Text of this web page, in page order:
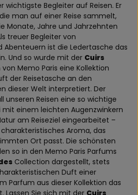
wichtigste Begleiter auf Reisen. Er
man auf einer Reise sammelt,
Monate, Jahre und Jahrzehnten
treuer Begleiter von
ist die Ledertasche das
Und so wurde mit der Cuirs
Memo Paris eine Kollektion
der Reisetasche an den
dieser Welt interpretiert. Der
unseren Reisen eine so wichtige
mit einem leichten Augenzwinkern
am Reiseziel eingearbeitet –
Aroma, das
Ort passt. Die schönsten
so in den Memo Paris Parfums
Collection dargestellt, stets
Duft einer
Parfum aus dieser Kollektion das